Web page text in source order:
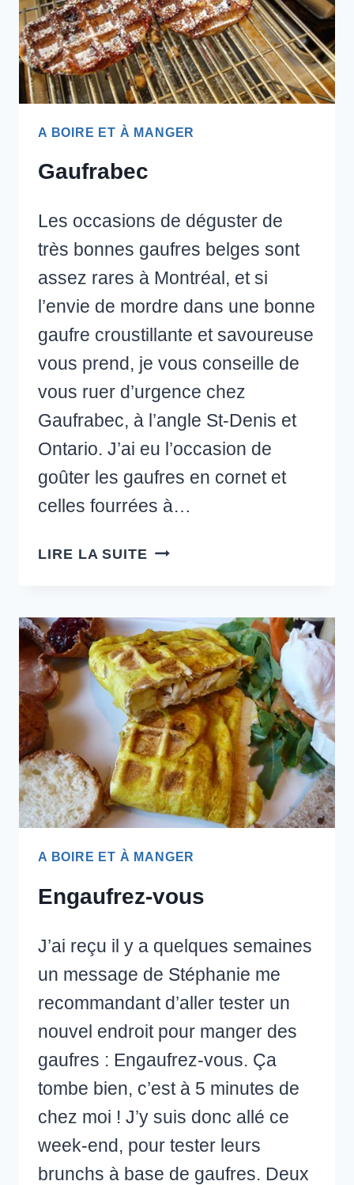
A BOIRE ET À MANGER
Gaufrabec
Les occasions de déguster de
très bonnes gaufres belges sont
assez rares à Montréal, et si
l’envie de mordre dans une bonne
gaufre croustillante et savoureuse
vous prend, je vous conseille de
vous ruer d’urgence chez
Gaufrabec, à l’angle St-Denis et
Ontario. J’ai eu l’occasion de
goûter les gaufres en cornet et
celles fourrées à…
LIRE LA SUITE GAUFRABEC
A BOIRE ET À MANGER
Engaufrez-vous
J’ai reçu il y a quelques semaines
un message de Stéphanie me
recommandant d’aller tester un
nouvel endroit pour manger des
gaufres : Engaufrez-vous. Ça
tombe bien, c’est à 5 minutes de
chez moi ! J’y suis donc allé ce
week-end, pour tester leurs
brunchs à base de gaufres. Deux